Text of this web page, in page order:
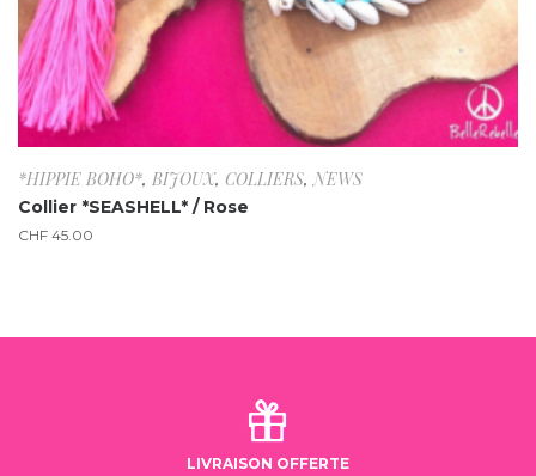
*HIPPIE BOHO*, BIJOUX, COLLIERS,NEWS
Collier *SEASHELL* / Rose
CHF 45.00
LIVRAISON OFFERTE